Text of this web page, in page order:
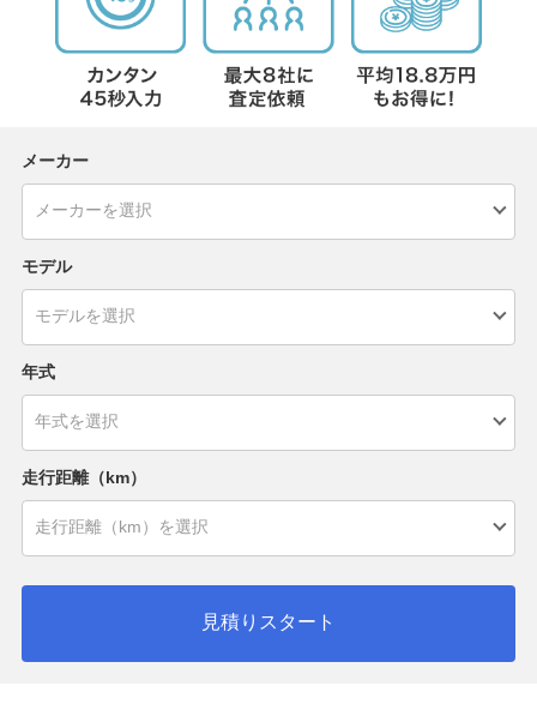
メーカー
モデル
年式
走行距離（km）
見積りスタート